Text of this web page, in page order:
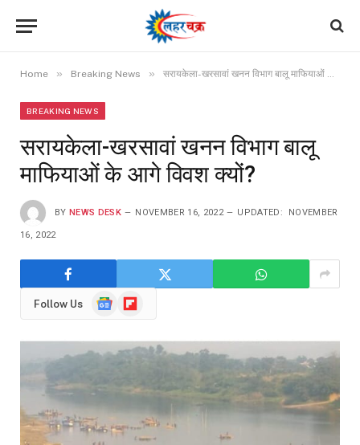
Home » Breaking News » सरायकेला-खरसावां खनन विभाग बालू माफियाओं के आगे विवश क्यों?
BREAKING NEWS
सरायकेला-खरसावां खनन विभाग बालू
माफियाओं के आगे विवश क्यों?
BY NEWS DESK NOVEMBER 16, 2022 UPDATED: NOVEMBER
16, 2022
Follow Us
GoogleFlipboard